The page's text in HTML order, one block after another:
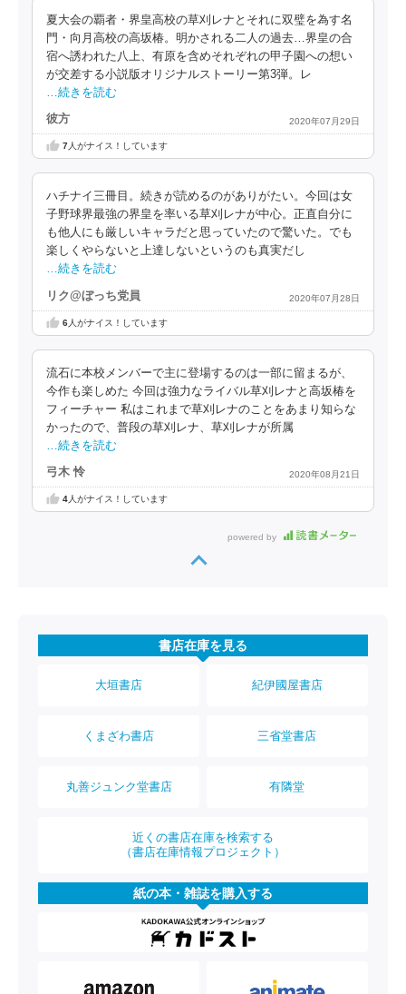
夏大会の覇者・界皇高校の草刈レナとそれに双璧を為す名
門・向月高校の高坂椿。明かされる二人の過去…界皇の合
宿へ誘われた八上、有原を含めそれぞれの甲子園への想い
が交差する小説版オリジナルストーリー第3弾。レ
…続きを読む
彼方 2020年07月29日
7人がナイス！しています
ハチナイ三冊目。続きが読めるのがありがたい。今回は女
子野球界最強の界皇を率いる草刈レナが中心。正直自分に
も他人にも厳しいキャラだと思っていたので驚いた。でも
楽しくやらないと上達しないというのも真実だし
…続きを読む
リク@ぼっち党員 2020年07月28日
6人がナイス！しています
流石に本校メンバーで主に登場するのは一部に留まるが、
今作も楽しめた 今回は強力なライバル草刈レナと高坂椿を
フィーチャー 私はこれまで草刈レナのことをあまり知らな
かったので、普段の草刈レナ、草刈レナが所属
…続きを読む
弓木 怜 2020年08月21日
4人がナイス！しています
powered by
書店在庫を見る
大垣書店 紀伊國屋書店
くまざわ書店 三省堂書店
丸善ジュンク堂書店 有隣堂
近くの書店在庫を検索する
（書店在庫情報プロジェクト）
紙の本・雑誌を購入する